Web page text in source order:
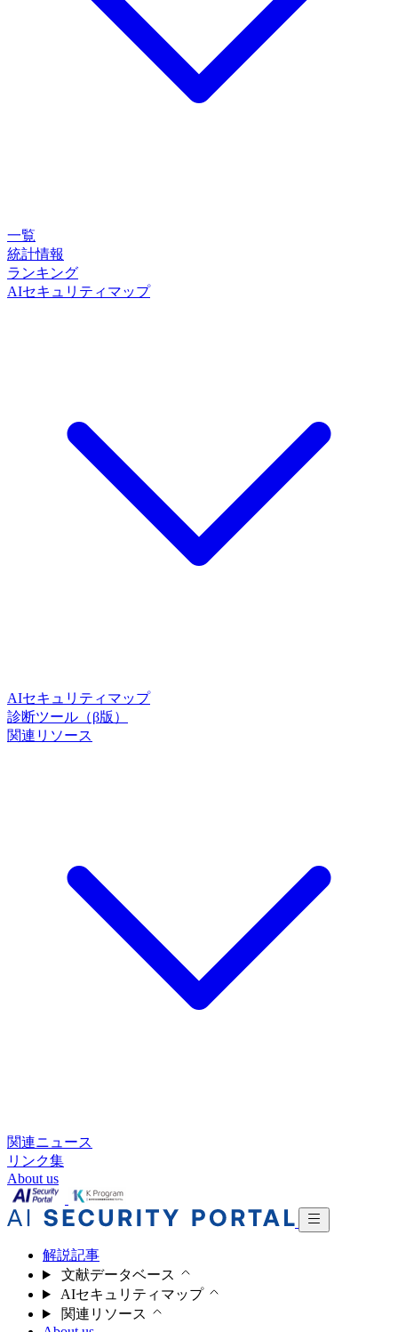
一覧
統計情報
ランキング
AIセキュリティマップ
AIセキュリティマップ
診断ツール（β版）
関連リソース
関連ニュース
リンク集
About us
解説記事
文献データベース
AIセキュリティマップ
関連リソース